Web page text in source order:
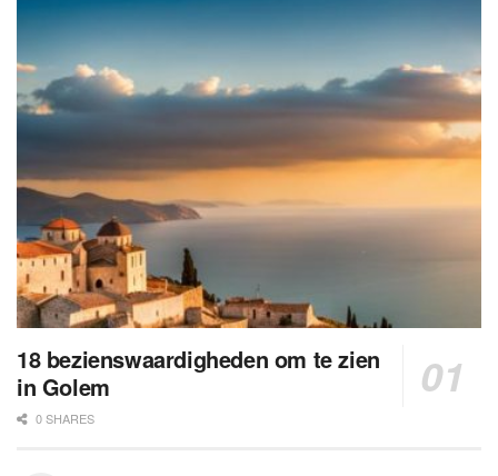
18 bezienswaardigheden om te zien
in Golem
0 SHARES